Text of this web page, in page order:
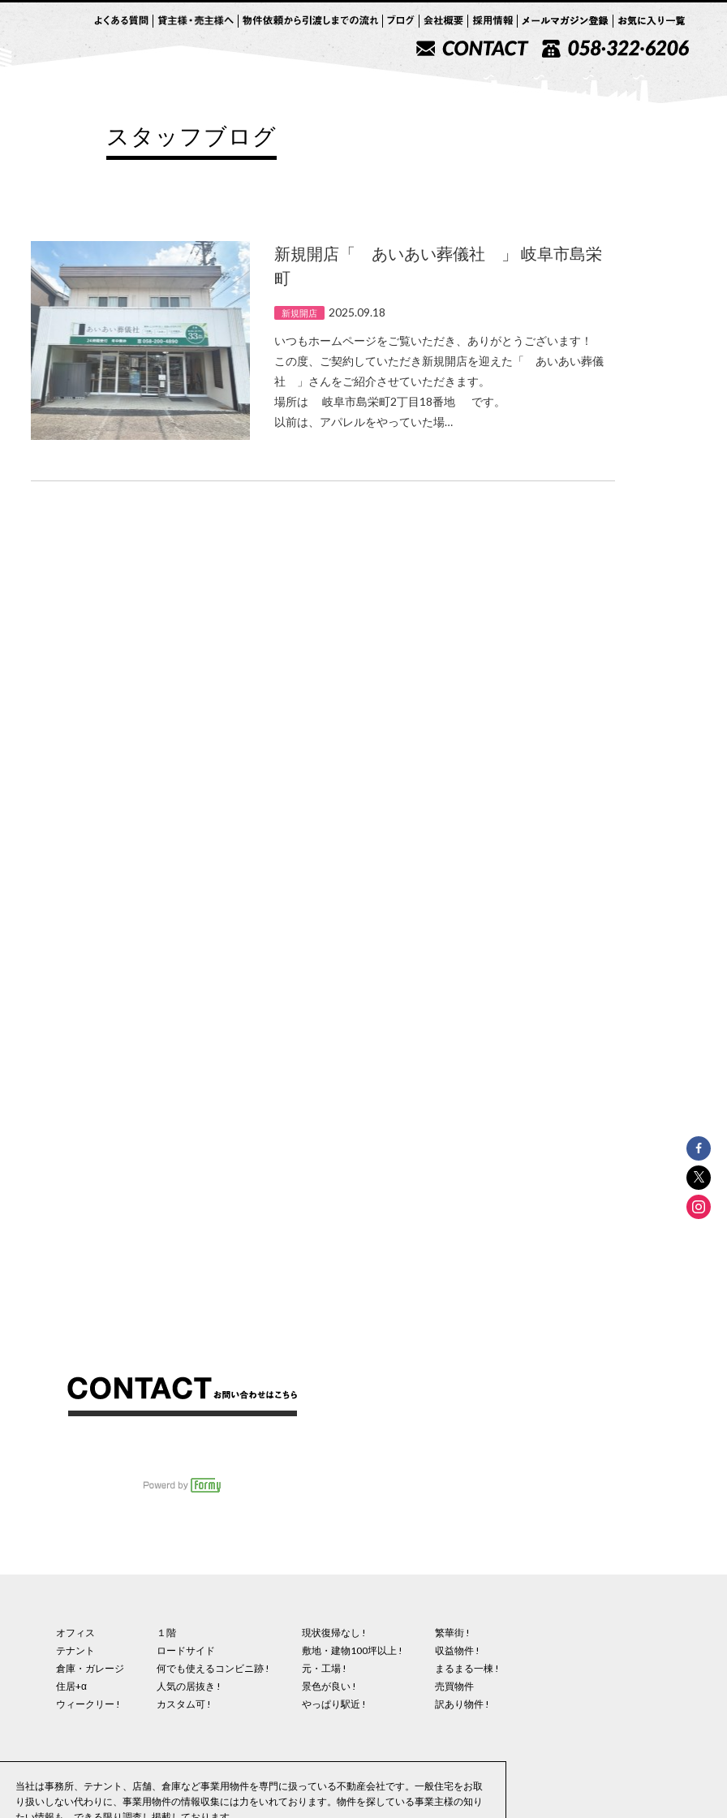
スタッフブログ
新規開店「 あいあい葬儀社 」 岐阜市島栄
町
新規開店 2025.09.18
いつもホームページをご覧いただき、ありがとうございます！
この度、ご契約していただき新規開店を迎えた「 あいあい葬儀
社 」さんをご紹介させていただきます。
場所は 岐阜市島栄町2丁目18番地 です。
以前は、アパレルをやっていた場…
オフィス
テナント
倉庫・ガレージ
住居+α
ウィークリー !
１階
ロードサイド
何でも使えるコンビニ跡 !
人気の居抜き !
カスタム可 !
現状復帰なし !
敷地・建物100坪以上 !
元・工場 !
景色が良い !
やっぱり駅近 !
繁華街 !
収益物件 !
まるまる一棟 !
売買物件
訳あり物件 !
当社は事務所、テナント、店舗、倉庫など事業用物件を専門に扱っている不動産会社です。一般住宅をお取
り扱いしない代わりに、事業用物件の情報収集には力をいれております。物件を探している事業主様の知り